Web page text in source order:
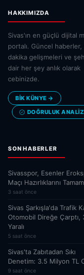
HAKKIMIZDA
Sivas'ın en güçlü dijital
portalı. Güncel haberler,
dakika gelişmeleri ve
dair her şey anlık olarak
cebinizde.
BİK KÜNYE →
DOĞRULUK
SON HABERLER
Sivasspor, Esenler
Maçı Hazırlıklarını
3 saat önce
Sivas Şarkışla'da Trafik
Otomobil Direğe Çarptı,
Yaralı
5 saat önce
Sivas'ta Zabıtadan Sıkı
Denetim: 3.5 Milyon TL
9 saat önce